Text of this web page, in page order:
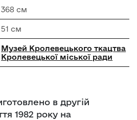
368 см
51 см
Музей Кролевецького ткацтва
Кролевецької міської ради
в другій
1982 року на